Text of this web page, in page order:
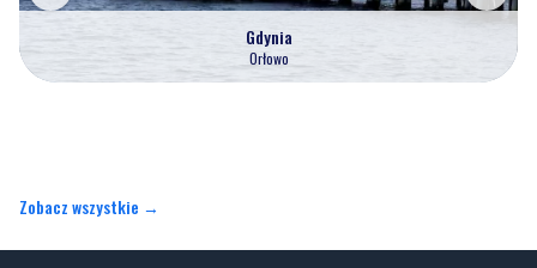
Gdynia
Orłowo
Zobacz wszystkie →